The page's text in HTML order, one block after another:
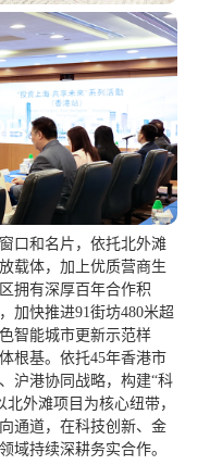
口和名片，依托北外滩
载体，加上优质营商生
拥有深厚百年合作积
加快推进91街坊480米超
智能城市更新示范样
根基。依托45年香港市
沪港协同战略，构建“科
外滩项目为核心纽带，
通道，在科技创新、金
域持续深耕务实合作。